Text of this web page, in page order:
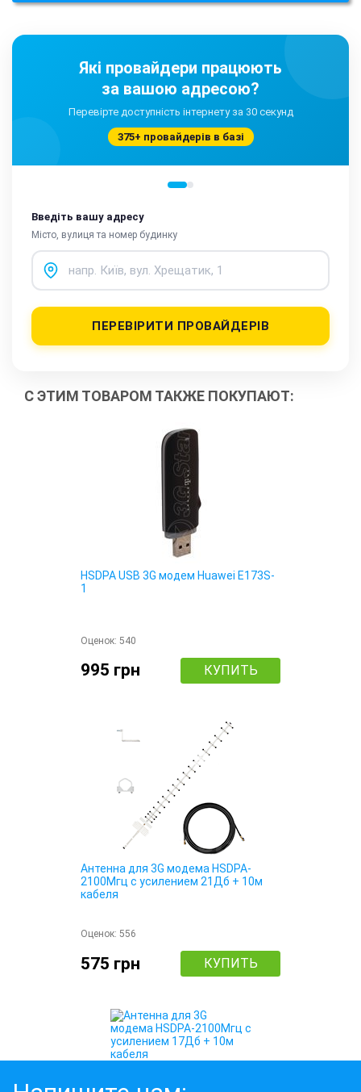
Які провайдери працюють
за вашою адресою?
Перевірте доступність інтернету за 30 секунд
375+ провайдерів в базі
Введіть вашу адресу
Місто, вулиця та номер будинку
ПЕРЕВІРИТИ ПРОВАЙДЕРІВ
С ЭТИМ ТОВАРОМ ТАКЖЕ ПОКУПАЮТ:
HSDPA USB 3G модем Huawei E173S-
1
Оценок: 540
995 грн КУПИТЬ
Антенна для 3G модема HSDPA-
2100Мгц с усилением 21Дб + 10м
кабеля
Оценок: 556
575 грн КУПИТЬ